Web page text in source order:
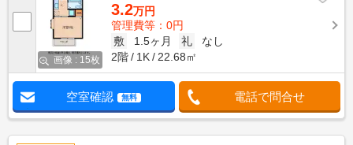
画像 : 15枚
3.2万円
管理費等：0円
敷
1.5ヶ月 礼
なし
2階
1K 22.68㎡
空室確認 無料 電話で問合せ